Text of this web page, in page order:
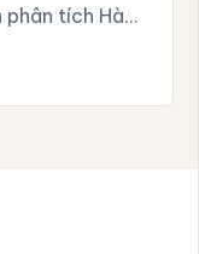
phân tích Hà…